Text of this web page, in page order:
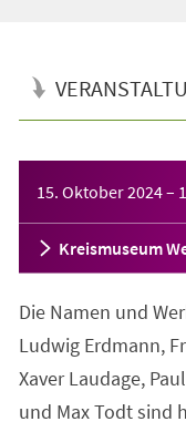
15. Oktober 2024–
Kreismuseum
Die Namen und
Ludwig Erdmann,
Xaver Laudage,
und Max Todt sind